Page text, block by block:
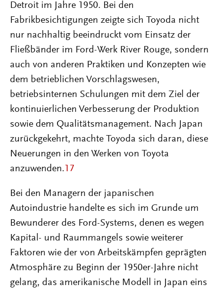
Detroit im Jahre 1950. Bei den
Fabrikbesichtigungen zeigte sich Toyoda nicht
nur nachhaltig beeindruckt vom Einsatz der
Fließbänder im Ford-Werk River Rouge, sondern
auch von anderen Praktiken und Konzepten wie
dem betrieblichen Vorschlagswesen,
betriebsinternen Schulungen mit dem Ziel der
kontinuierlichen Verbesserung der Produktion
sowie dem Qualitätsmanagement. Nach Japan
zurückgekehrt, machte Toyoda sich daran, diese
Neuerungen in den Werken von Toyota
anzuwenden. 17
Bei den Managern der japanischen
Autoindustrie handelte es sich im Grunde um
Bewunderer des Ford-Systems, denen es wegen
Kapital- und Raummangels sowie weiterer
Faktoren wie der von Arbeitskämpfen geprägten
Atmosphäre zu Beginn der 1950er-Jahre nicht
gelang, das amerikanische Modell in Japan eins